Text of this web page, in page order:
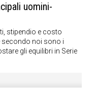
uomini-
stipendio e costo
secondo noi sono i
gli equilibri in Serie